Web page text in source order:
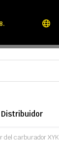
Distribuidor
del carburador